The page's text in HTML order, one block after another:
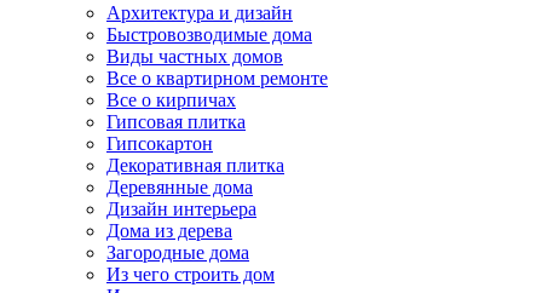
Архитектура и дизайн
Быстровозводимые дома
Виды частных домов
Все о квартирном ремонте
Все о кирпичах
Гипсовая плитка
Гипсокартон
Декоративная плитка
Деревянные дома
Дизайн интерьера
Дома из дерева
Загородные дома
Из чего строить дом